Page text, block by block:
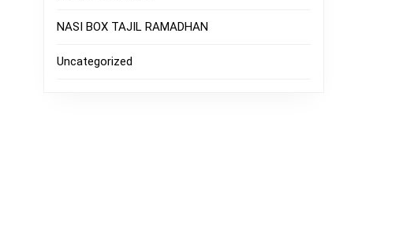
NASI BOX TAJIL RAMADHAN
Uncategorized